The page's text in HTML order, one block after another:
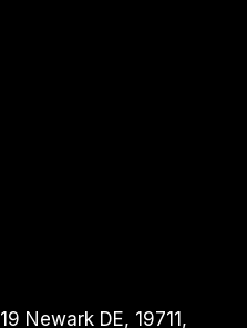
Newark DE, 19711,